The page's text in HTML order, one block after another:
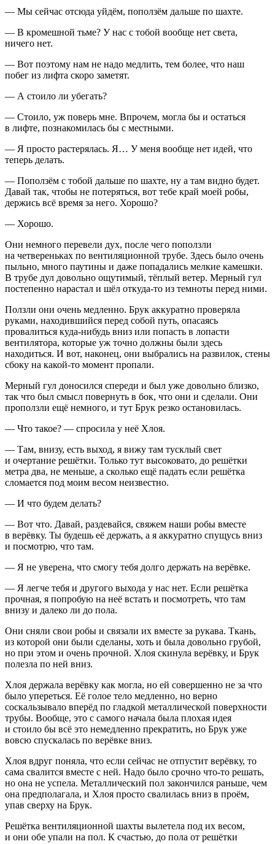
— Мы сейчас отсюда уйдём, поползём дальше по шахте.
— В кромешной тьме? У нас с тобой вообще нет света,
ничего нет.
— Вот поэтому нам не надо медлить, тем более, что наш
побег из лифта скоро заметят.
— А стоило ли убегать?
— Стоило, уж поверь мне. Впрочем, могла бы и остаться
в лифте, познакомилась бы с местными.
— Я просто растерялась. Я… У меня вообще нет идей, что
теперь делать.
— Поползём с тобой дальше по шахте, ну а там видно будет.
Давай так, чтобы не потеряться, вот тебе край моей робы,
держись всё время за него. Хорошо?
— Хорошо.
Они немного перевели дух, после чего поползли
на четвереньках по вентиляционной трубе. Здесь было очень
пыльно, много паутины и даже попадались мелкие камешки.
В трубе дул довольно ощутимый, тёплый ветер. Мерный гул
постепенно нарастал и шёл откуда-то из темноты перед ними.
Ползли они очень медленно. Брук аккуратно проверяла
руками, находившийся перед собой путь, опасаясь
провалиться куда-нибудь вниз или попасть в лопасти
вентилятора, которые уж точно должны были здесь
находиться. И вот, наконец, они выбрались на развилок, стены
сбоку на какой-то момент пропали.
Мерный гул доносился спереди и был уже довольно близко,
так что был смысл повернуть в бок, что они и сделали. Они
проползли ещё немного, и тут Брук резко остановилась.
— Что такое? — спросила у неё Хлоя.
— Там, внизу, есть выход, я вижу там тусклый свет
и очертание решётки. Только тут высоковато, до решётки
метра два, не меньше, а сколько ещё падать если решётка
сломается под моим весом неизвестно.
— И что будем делать?
— Вот что. Давай, раздевайся, свяжем наши робы вместе
в верёвку. Ты будешь её держать, а я аккуратно спущусь вниз
и посмотрю, что там.
— Я не уверена, что смогу тебя долго держать на верёвке.
— Я легче тебя и другого выхода у нас нет. Если решётка
прочная, я попробую на неё встать и посмотреть, что там
внизу и далеко ли до пола.
Они сняли свои робы и связали их вместе за рукава. Ткань,
из которой они были сделаны, хоть и была довольно грубой,
но при этом и очень прочной. Хлоя скинула верёвку, и Брук
полезла по ней вниз.
Хлоя держала верёвку как могла, но ей совершенно не за что
было упереться. Её голое тело медленно, но верно
соскальзывало вперёд по гладкой металлической поверхности
трубы. Вообще, это с самого начала была плохая идея
и стоило бы всё это немедленно прекратить, но Брук уже
вовсю спускалась по верёвке вниз.
Хлоя вдруг поняла, что если сейчас не отпустит верёвку, то
сама свалится вместе с ней. Надо было срочно что-то решать,
но она не успела. Металлический пол закончился раньше, чем
она предполагала, и Хлоя просто свалилась вниз в проём,
упав сверху на Брук.
Решётка вентиляционной шахты вылетела под их весом,
и они обе упали на пол. К счастью, до пола от решётки